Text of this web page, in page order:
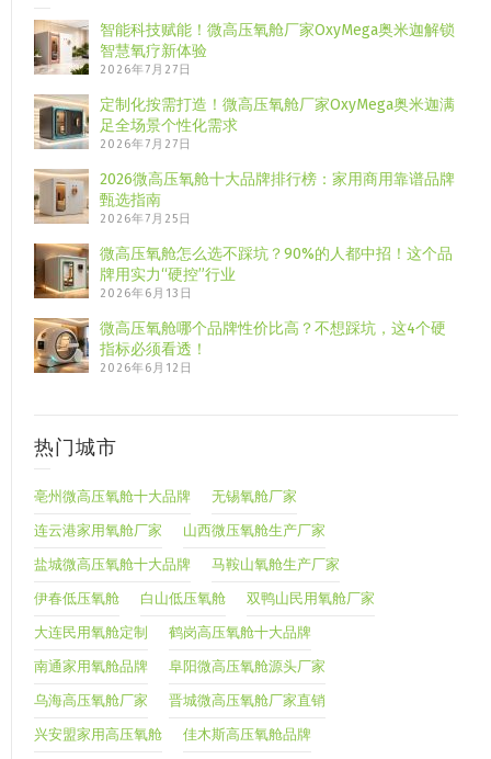
智能科技赋能！微高压氧舱厂家OxyMega奥米迦解锁
智慧氧疗新体验
2026年7月27日
定制化按需打造！微高压氧舱厂家OxyMega奥米迦满
足全场景个性化需求
2026年7月27日
2026微高压氧舱十大品牌排行榜：家用商用靠谱品牌
甄选指南
2026年7月25日
微高压氧舱怎么选不踩坑？90%的人都中招！这个品
牌用实力“硬控”行业
2026年6月13日
微高压氧舱哪个品牌性价比高？不想踩坑，这4个硬
指标必须看透！
2026年6月12日
热门城市
亳州微高压氧舱十大品牌 无锡氧舱厂家
连云港家用氧舱厂家 山西微压氧舱生产厂家
盐城微高压氧舱十大品牌 马鞍山氧舱生产厂家
伊春低压氧舱 白山低压氧舱 双鸭山民用氧舱厂家
大连民用氧舱定制 鹤岗高压氧舱十大品牌
南通家用氧舱品牌 阜阳微高压氧舱源头厂家
乌海高压氧舱厂家 晋城微高压氧舱厂家直销
兴安盟家用高压氧舱 佳木斯高压氧舱品牌